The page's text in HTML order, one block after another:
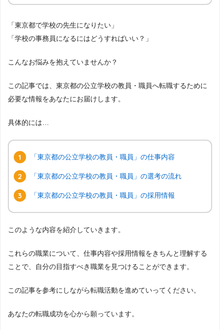
「東京都で学校の先生になりたい」
「学校の事務員になるにはどうすればいい？」
こんなお悩みを抱えていませんか？
この記事では、東京都の公立学校の教員・職員へ転職するために
必要な情報をあなたにお届けします。
具体的には…
「東京都の公立学校の教員・職員」の仕事内容
「東京都の公立学校の教員・職員」の選考の流れ
「東京都の公立学校の教員・職員」の採用情報
このような内容を紹介していきます。
これらの職業について、仕事内容や採用情報をきちんと理解する
ことで、自分の目指すべき職業を見つけることができます。
この記事を参考にしながら転職活動を進めていってください。
あなたの転職成功を心から願っています。